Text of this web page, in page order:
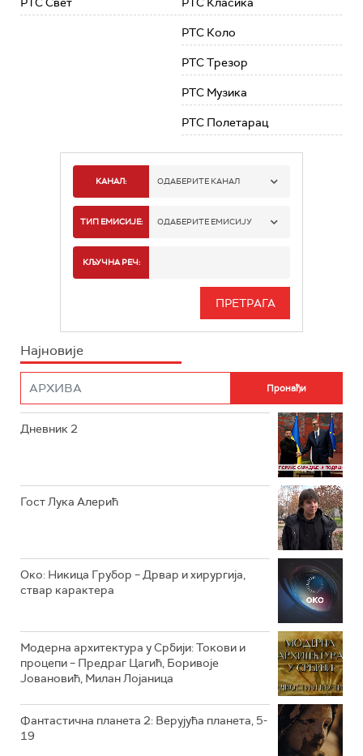
РТС Коло
РТС Трезор
РТС Музика
РТС Полетарац
КАНАЛ: ОДАБЕРИТЕ КАНАЛ
РТС 1
РТС 3
ТИП ЕМИСИЈЕ: ОДАБЕРИТЕ ЕМИСИЈУ
ИНФО
КЉУЧНА РЕЧ:
Најновије
Дневник 2
Гост Лука Алерић
Око: Никица Грубор – Дрвар и хирургија,
ствар карактера
Модерна архитектура у Србији: Токови и
процепи – Предраг Цагић, Боривоје
Јовановић, Милан Лојаница
Фантастична планета 2: Верујућа планета, 5-
19